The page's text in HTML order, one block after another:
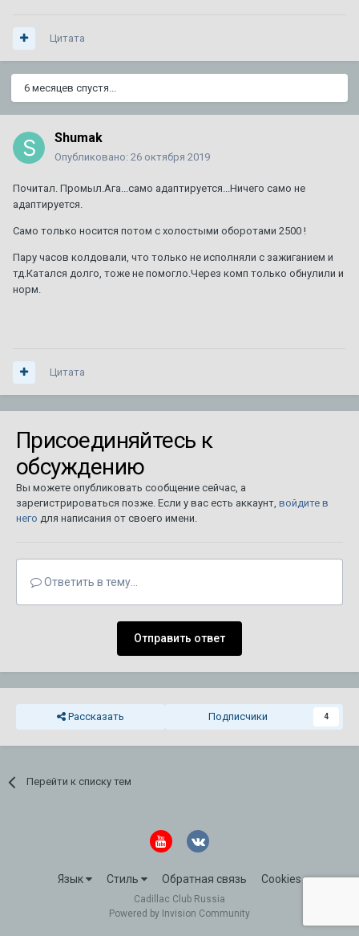
Цитата
6 месяцев спустя...
Shumak
Опубликовано: 26 октября 2019
Почитал. Промыл.Ага...само адаптируется...Ничего само не
адаптируется.
Само только носится потом с холостыми оборотами 2500 !
Пару часов колдовали, что только не исполняли с зажиганием и
тд.Катался долго, тоже не помогло.Через комп только обнулили и
норм.
Цитата
Присоединяйтесь к
обсуждению
Вы можете опубликовать сообщение сейчас, а
зарегистрироваться позже. Если у вас есть аккаунт, войдите в
него для написания от своего имени.
Ответить в тему...
Отправить ответ
Рассказать Подписчики 4
Перейти к списку тем
Язык Стиль Обратная связь Cookies
Cadillac Club Russia
Powered by Invision Community